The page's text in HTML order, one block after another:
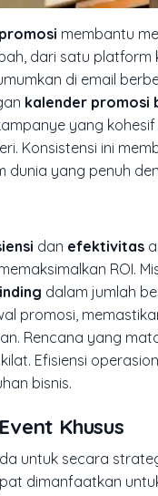
membantu
dari satu platform
di email
kalender promosi
yang
Konsistensi ini
dunia yang penuh
dan efektivitas
ROI.
dalam jumlah
promosi,
Rencana yang
Efisiensi
bisnis.
Khusus
untuk secara
dimanfaatkan